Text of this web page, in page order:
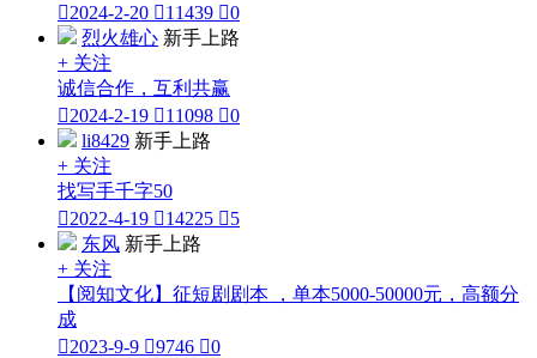
2024-2-20 11439 0
烈火雄心 新手上路
+ 关注
诚信合作，互利共赢
2024-2-19 11098 0
li8429 新手上路
+ 关注
找写手千字50
2022-4-19 14225 5
东风 新手上路
+ 关注
【阅知文化】征短剧剧本 ，单本5000-50000元，高额分
成
2023-9-9 9746 0